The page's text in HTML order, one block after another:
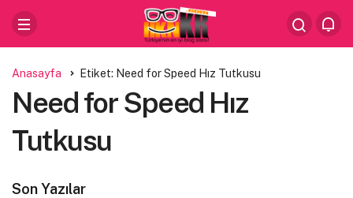
Anasayfa Etiket: Need for Speed Hız Tutkusu
Need for Speed Hız
Tutkusu
Son Yazılar